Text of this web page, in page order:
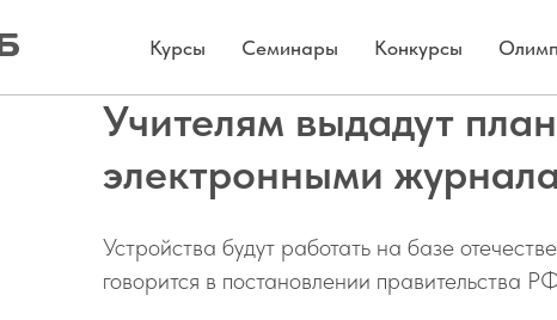
Курсы Семинары Конкурсы
Учителям выдадут
электронными
Устройства будут работать на базе
говорится в постановлении правительства